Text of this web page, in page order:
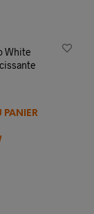
White
PANIER